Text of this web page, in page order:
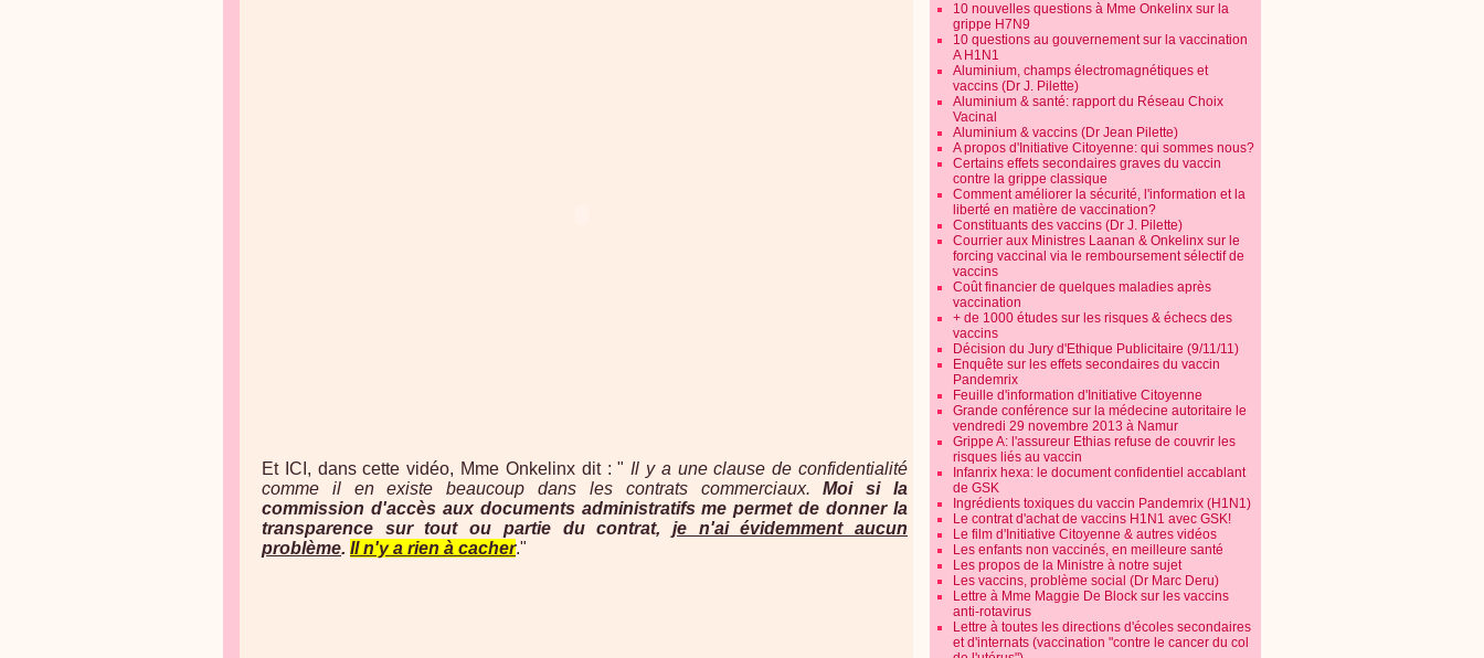
Et ICI, dans cette vidéo, Mme Onkelinx dit : " Il y a une clause de confidentialité
comme il en existe beaucoup dans les contrats commerciaux.Moi si la
commission d'accès aux documents administratifs me permet de donner la
transparence sur tout ou partie du contrat, je n'ai évidemment aucun
problème. Il n'y a rien à cacher."
10 nouvelles questions à Mme Onkelinx sur la
grippe H7N9
10 questions au gouvernement sur la vaccination
A H1N1
Aluminium, champs électromagnétiques et
vaccins (Dr J. Pilette)
Aluminium & santé: rapport du Réseau Choix
Vacinal
Aluminium & vaccins (Dr Jean Pilette)
A propos d'Initiative Citoyenne: qui sommes nous?
Certains effets secondaires graves du vaccin
contre la grippe classique
Comment améliorer la sécurité, l'information et la
liberté en matière de vaccination?
Constituants des vaccins (Dr J. Pilette)
Courrier aux Ministres Laanan & Onkelinx sur le
forcing vaccinal via le remboursement sélectif de
vaccins
Coût financier de quelques maladies après
vaccination
+ de 1000 études sur les risques & échecs des
vaccins
Décision du Jury d'Ethique Publicitaire (9/11/11)
Enquête sur les effets secondaires du vaccin
Pandemrix
Feuille d'information d'Initiative Citoyenne
Grande conférence sur la médecine autoritaire le
vendredi 29 novembre 2013 à Namur
Grippe A: l'assureur Ethias refuse de couvrir les
risques liés au vaccin
Infanrix hexa: le document confidentiel accablant
de GSK
Ingrédients toxiques du vaccin Pandemrix (H1N1)
Le contrat d'achat de vaccins H1N1 avec GSK!
Le film d'Initiative Citoyenne & autres vidéos
Les enfants non vaccinés, en meilleure santé
Les propos de la Ministre à notre sujet
Les vaccins, problème social (Dr Marc Deru)
Lettre à Mme Maggie De Block sur les vaccins
anti-rotavirus
Lettre à toutes les directions d'écoles secondaires
et d'internats (vaccination "contre le cancer du col